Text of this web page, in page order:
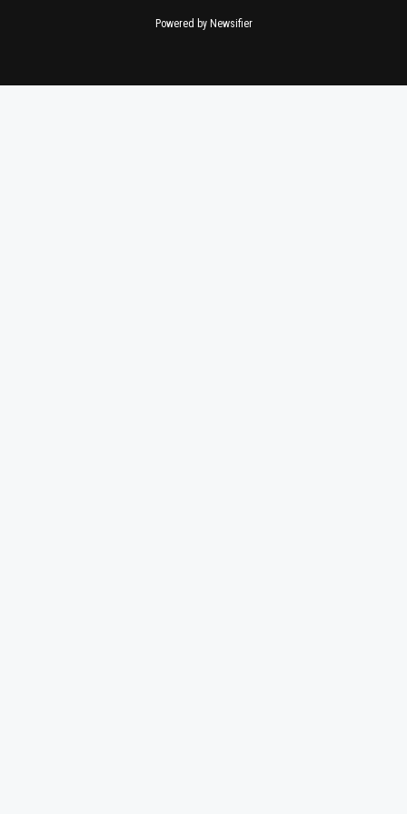
Powered by Newsifier